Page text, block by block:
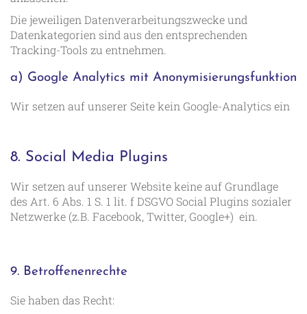
Die jeweiligen Datenverarbeitungszwecke und
Datenkategorien sind aus den entsprechenden
Tracking-Tools zu entnehmen.
a) Google Analytics mit Anonymisierungsfunktion
Wir setzen auf unserer Seite kein Google-Analytics ein
8. Social Media Plugins
Wir setzen auf unserer Website keine auf Grundlage
des Art. 6 Abs. 1 S. 1 lit. f DSGVO Social Plugins sozialer
Netzwerke (z.B. Facebook, Twitter, Google+) ein.
9. Betroffenenrechte
Sie haben das Recht: